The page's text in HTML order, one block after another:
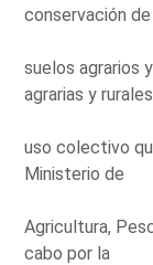
conservación de
suelos agrarios
agrarias y
uso colectivo
Ministerio de
Agricultura,
cabo por la